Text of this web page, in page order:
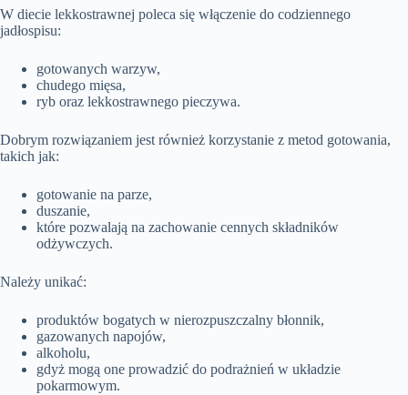
W diecie lekkostrawnej poleca się włączenie do codziennego
jadłospisu:
gotowanych warzyw,
chudego mięsa,
ryb oraz lekkostrawnego pieczywa.
Dobrym rozwiązaniem jest również korzystanie z metod gotowania,
takich jak:
gotowanie na parze,
duszanie,
które pozwalają na zachowanie cennych składników
odżywczych.
Należy unikać:
produktów bogatych w nierozpuszczalny błonnik,
gazowanych napojów,
alkoholu,
gdyż mogą one prowadzić do podrażnień w układzie
pokarmowym.